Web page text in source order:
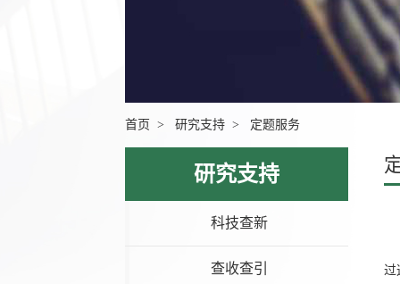
首页 > 研究支持 > 定题服务
研究支持
科技查新
查收查引
过